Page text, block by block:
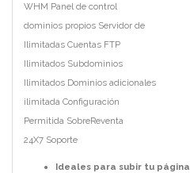
WHM Panel de control
dominios propios Servidor de
Ilimitadas Cuentas FTP
Ilimitados Subdominios
Ilimitados Dominios adicionales
ilimitada Configuración
Permitida SobreReventa
24X7 Soporte
Ideales para subir tu página